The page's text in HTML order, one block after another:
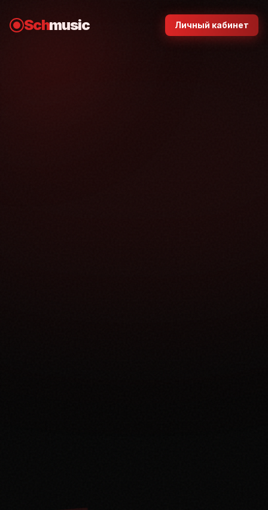
Schmusic Личный кабинет